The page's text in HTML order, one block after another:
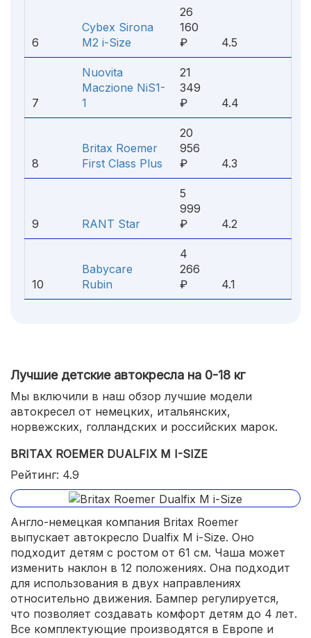
6
Cybex Sirona
M2 i-Size
26
160
₽
4.5
7
Nuovita
Maczione NiS1-
1
21
349
₽
4.4
8
Britax Roemer
First Class Plus
20
956
₽
4.3
9 RANT Star
5
999
₽
4.2
10
Babycare
Rubin
4
266
₽
4.1
Лучшие детские автокресла на 0-18 кг
Мы включили в наш обзор лучшие модели
автокресел от немецких, итальянских,
норвежских, голландских и российских марок.
BRITAX ROEMER DUALFIX M I-SIZE
Рейтинг: 4.9
Англо-немецкая компания Britax Roemer
выпускает автокресло Dualfix M i-Size. Оно
подходит детям с ростом от 61 см. Чаша может
изменить наклон в 12 положениях. Она подходит
для использования в двух направлениях
относительно движения. Бампер регулируется,
что позволяет создавать комфорт детям до 4 лет.
Все комплектующие производятся в Европе и